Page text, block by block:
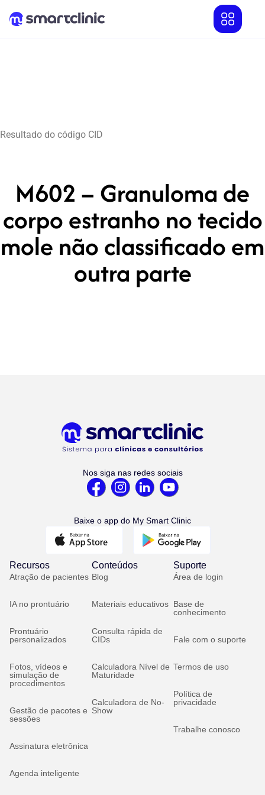
Resultado do código CID
M602 – Granuloma de
corpo estranho no tecido
mole não classificado em
outra parte
Nos siga nas redes sociais
Baixe o app do My Smart Clinic
Recursos
Atração de pacientes
IA no prontuário
Prontuário
personalizados
Fotos, vídeos e
simulação de
procedimentos
Gestão de pacotes e
sessões
Assinatura eletrônica
Agenda inteligente
Conteúdos
Blog
Materiais educativos
Consulta rápida de
CIDs
Calculadora Nível de
Maturidade
Calculadora de No-
Show
Suporte
Área de login
Base de
conhecimento
Fale com o suporte
Termos de uso
Política de
privacidade
Trabalhe conosco